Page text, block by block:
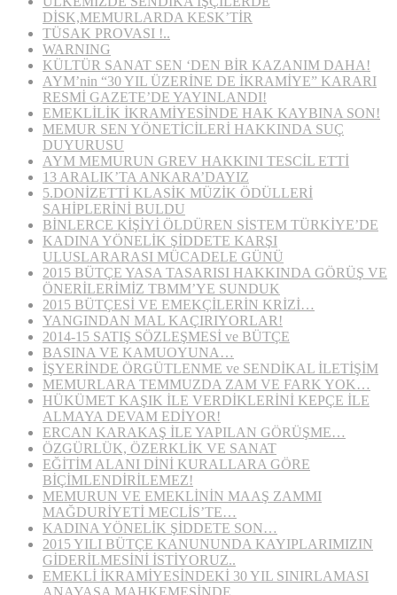
DİSK,MEMURLARDA KESK’TİR
TÜSAK PROVASI !..
WARNING
KÜLTÜR SANAT SEN ‘DEN BİR KAZANIM DAHA!
AYM’nin “30 YIL ÜZERİNE DE İKRAMİYE” KARARI
RESMİ GAZETE’DE YAYINLANDI!
EMEKLİLİK İKRAMİYESİNDE HAK KAYBINA SON!
MEMUR SEN YÖNETİCİLERİ HAKKINDA SUÇ
DUYURUSU
AYM MEMURUN GREV HAKKINI TESCİL ETTİ
13 ARALIK’TA ANKARA’DAYIZ
5.DONİZETTİ KLASİK MÜZİK ÖDÜLLERİ
SAHİPLERİNİ BULDU
BİNLERCE KİŞİYİ ÖLDÜREN SİSTEM TÜRKİYE’DE
KADINA YÖNELİK ŞİDDETE KARŞI
ULUSLARARASI MÜCADELE GÜNÜ
2015 BÜTÇE YASA TASARISI HAKKINDA GÖRÜŞ VE
ÖNERİLERİMİZ TBMM’YE SUNDUK
2015 BÜTÇESİ VE EMEKÇİLERİN KRİZİ…
YANGINDAN MAL KAÇIRIYORLAR!
2014-15 SATIŞ SÖZLEŞMESİ ve BÜTÇE
BASINA VE KAMUOYUNA…
İŞYERİNDE ÖRGÜTLENME ve SENDİKAL İLETİŞİM
MEMURLARA TEMMUZDA ZAM VE FARK YOK…
HÜKÜMET KAŞIK İLE VERDİKLERİNİ KEPÇE İLE
ALMAYA DEVAM EDİYOR!
ERCAN KARAKAŞ İLE YAPILAN GÖRÜŞME…
ÖZGÜRLÜK, ÖZERKLİK VE SANAT
EĞİTİM ALANI DİNİ KURALLARA GÖRE
BİÇİMLENDİRİLEMEZ!
MEMURUN VE EMEKLİNİN MAAŞ ZAMMI
MAĞDURİYETİ MECLİS’TE…
KADINA YÖNELİK ŞİDDETE SON…
2015 YILI BÜTÇE KANUNUNDA KAYIPLARIMIZIN
GİDERİLMESİNİ İSTİYORUZ..
EMEKLİ İKRAMİYESİNDEKİ 30 YIL SINIRLAMASI
ANAYASA MAHKEMESİNDE…